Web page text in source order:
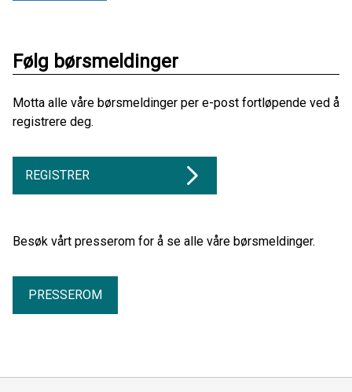
Følg børsmeldinger
Motta alle våre børsmeldinger per e-post fortløpende ved å
registrere deg.
REGISTRER
Besøk vårt presserom for å se alle våre børsmeldinger.
PRESSEROM